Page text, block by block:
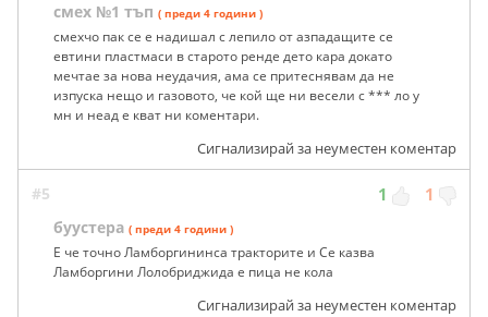
смех №1 тъп ( преди 4 години )
смехчо пак се е надишал с лепило от азпадащите се
евтини пластмаси в старото ренде дето кара докато
мечтае за нова неудачия, ама се притеснявам да не
изпуска нещо и газовото, че кой ще ни весели с *** ло у
мн и неад е кват ни коментари.
Сигнализирай за неуместен коментар
#5 1 1
буустера ( преди 4 години )
Е че точно Ламборгининса тракторите и Се казва
Ламборгини Лолобриджида е пица не кола
Сигнализирай за неуместен коментар